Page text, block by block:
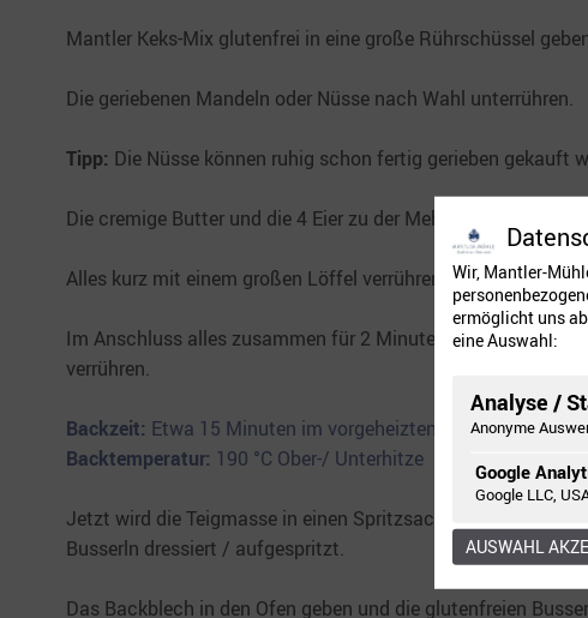
Mantler Keks-Mix glutenfrei in eine große Rührschüssel
Die geriebenen Mandeln oder Nüsse nach Wahl unterrühren.
Tipp: Die Nüsse können ruhig schon fertig gerieben gekauft
Die cremige Butter und die 4 Eier zu der Mehl-Nuss-Masse
Alles kurz mit einem großen Löffel verrühren und
Im Anschluss alles zusammen für 2 Minuten auf höchster
verrühren.
Backzeit: Etwa 15 Minuten im vorgeheizten Rohr
Backtemperatur: 190 °C Ober-/ Unterhitze
Jetzt wird die Teigmasse in einen Spritzsack gefüllt und auf
Busserln dressiert / aufgespritzt.
Das Backblech in den Ofen geben und die glutenfreien
Wir, Mantler-
ermöglicht uns
eine Auswahl:
Analyse /
Anonyme
Google
Google LLC,
AUSWAHL